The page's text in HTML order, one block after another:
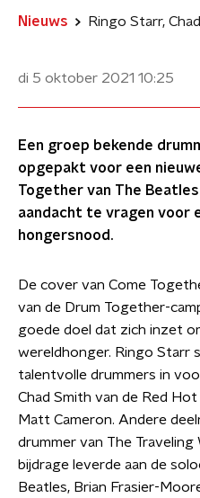
Nieuws
di 5 oktober 2021 10:25
Een groep bekende
opgepakt voor een
Together van The
aandacht te vragen voor
hongersnood.
De cover van Come
van de Drum Together-
goede doel dat zich inzet
wereldhonger. Ringo Starr
talentvolle drummers in
Chad Smith van de Red
Matt Cameron. Andere
drummer van The
bijdrage leverde aan de
Beatles, Brian Frasier-